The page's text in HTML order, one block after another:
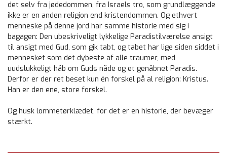
det selv fra jødedommen, fra Israels tro, som grundlæggende
ikke er en anden religion end kristendommen. Og ethvert
menneske på denne jord har samme historie med sig i
bagagen: Den ubeskriveligt lykkelige Paradistilværelse ansigt
til ansigt med Gud, som gik tabt, og tabet har lige siden siddet i
mennesket som det dybeste af alle traumer, med
uudslukkeligt håb om Guds nåde og et genåbnet Paradis.
Derfor er der ret beset kun én forskel på al religion: Kristus.
Han er den ene, store forskel.
Og husk lommetørklædet, for det er en historie, der bevæger
stærkt.